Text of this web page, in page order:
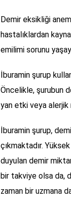
Demir eksikliği
hastalıklardan
emilimi sorunu
İburamin şurup
Öncelikle, şurubun
yan etki veya alerjik
İburamin şurup,
çıkmaktadır.
duyulan demir
bir takviye olsa da,
zaman bir uzmana